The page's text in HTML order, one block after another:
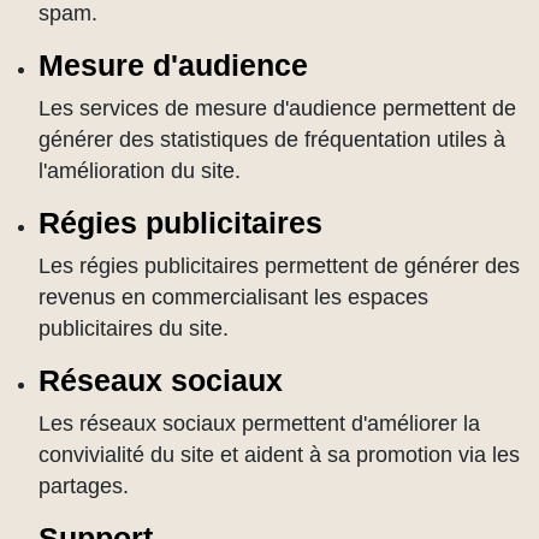
spam.
Mesure d'audience
Les services de mesure d'audience permettent de
générer des statistiques de fréquentation utiles à
l'amélioration du site.
Régies publicitaires
Les régies publicitaires permettent de générer des
revenus en commercialisant les espaces
publicitaires du site.
Réseaux sociaux
Les réseaux sociaux permettent d'améliorer la
convivialité du site et aident à sa promotion via les
partages.